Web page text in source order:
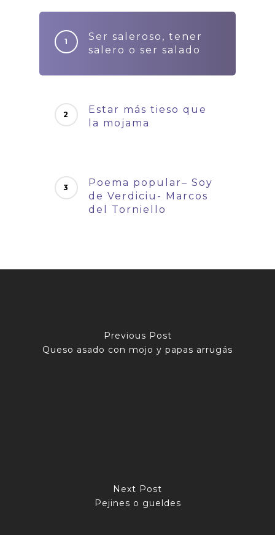
Ser saleroso, tener
salero o ser salado
Estar más tieso que
la mojama
Poema popular– Soy
de Verdiciu- Marcos
del Torniello
Previous Post
Queso asado con mojo y papas arrugás
Next Post
Pejines o gueldes